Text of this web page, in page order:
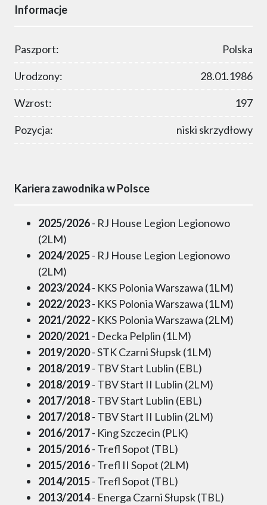
Informacje
Paszport: Polska
Urodzony: 28.01.1986
Wzrost: 197
Pozycja: niski skrzydłowy
Kariera zawodnika w Polsce
2025/2026- RJ House Legion Legionowo
(2LM)
2024/2025- RJ House Legion Legionowo
(2LM)
2023/2024- KKS Polonia Warszawa (1LM)
2022/2023- KKS Polonia Warszawa (1LM)
2021/2022- KKS Polonia Warszawa (2LM)
2020/2021 - Decka Pelplin (1LM)
2019/2020- STK Czarni Słupsk (1LM)
2018/2019- TBV Start Lublin (EBL)
2018/2019- TBV Start II Lublin (2LM)
2017/2018- TBV Start Lublin (EBL)
2017/2018- TBV Start II Lublin (2LM)
2016/2017- King Szczecin (PLK)
2015/2016- Trefl Sopot (TBL)
2015/2016- Trefl II Sopot (2LM)
2014/2015- Trefl Sopot (TBL)
2013/2014- Energa Czarni Słupsk (TBL)